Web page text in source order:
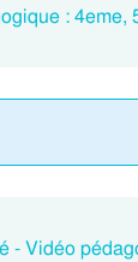
: 4eme,
- Vidéo